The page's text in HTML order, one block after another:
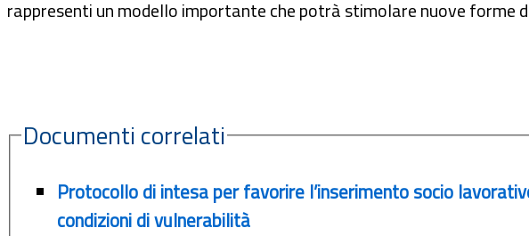
rappresenti un modello importante che potrà stimolare nuove forme
Documenti correlati
Protocollo di intesa per favorire l’inserimento socio
condizioni di vulnerabilità